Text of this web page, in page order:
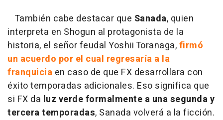
También cabe destacar que Sanada, quien
interpreta en Shogun al protagonista de la
historia, el señor feudal Yoshii Toranaga,firmó
un acuerdo por el cual regresaría a la
franquicia en caso de que FX desarrollara con
éxito temporadas adicionales. Eso significa que
si FX da luz verde formalmente a una segunda y
tercera temporadas, Sanada volverá a la ficción.